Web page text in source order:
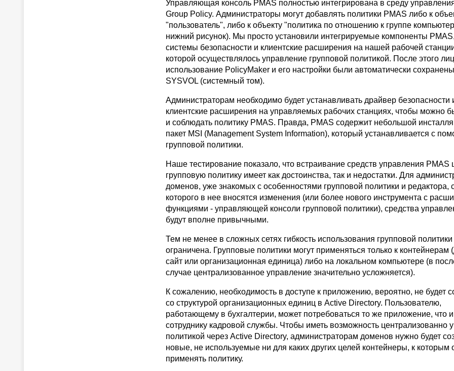
Управляющая консоль PMAS полностью интегрирована в среду
Group Policy. Администраторы могут добавлять политики PMAS либо к
"пользователь", либо к объекту "политика по отношению к группе
нижний рисунок). Мы просто установили интегрируемые компоненты
системы безопасности и клиентские расширения на нашей рабочей
которой осуществлялось управление групповой политикой. После этого
использование PolicyMaker и его настройки были автоматически
SYSVOL (системный том).
Администраторам необходимо будет устанавливать драйвер безопасности
клиентские расширения на управляемых рабочих станциях, чтобы можно
и соблюдать политику PMAS. Правда, PMAS содержит небольшой
пакет MSI (Management System Information), который устанавливается с
групповой политики.
Наше тестирование показало, что встраивание средств управления PMAS
групповую политику имеет как достоинства, так и недостатки. Для
доменов, уже знакомых с особенностями групповой политики и
которого в нее вносятся изменения (или более нового инструмента с
функциями - управляющей консоли групповой политики), средства
будут вполне привычными.
Тем не менее в сложных сетях гибкость использования групповой
ограничена. Групповые политики могут применяться только к контейнерам
сайт или организационная единица) либо на локальном компьютере (в
случае централизованное управление значительно усложняется).
К сожалению, необходимость в доступе к приложению, вероятно, не будет
со структурой организационных единиц в Active Directory. Пользователю,
работающему в бухгалтерии, может потребоваться то же приложение, что и
сотруднику кадровой службы. Чтобы иметь возможность централизованно
политикой через Active Directory, администраторам доменов нужно будет
новые, не используемые ни для каких других целей контейнеры, к которым
применять политику.